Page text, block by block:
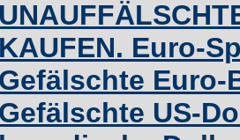
KAUFEN. Euro-
Gefälschte
Gefälschte US-